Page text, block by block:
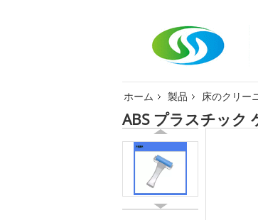
ホーム 製品 床のクリー
ABS プラスチック